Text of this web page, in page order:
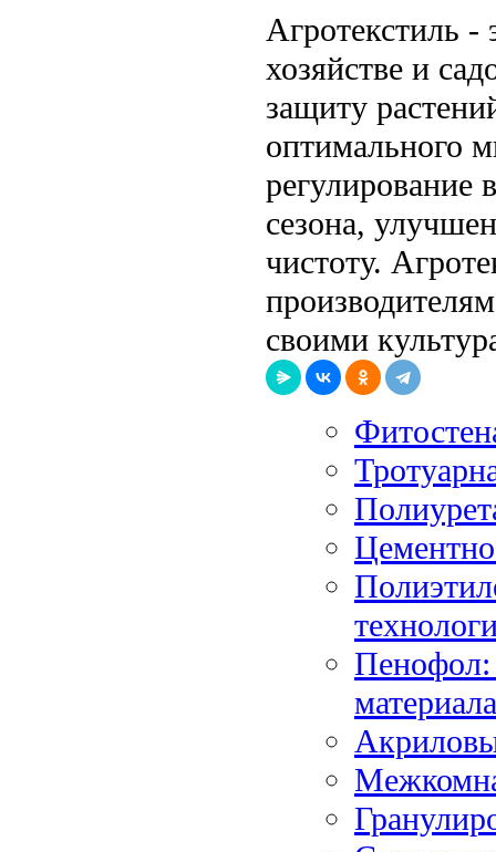
Агротекстиль -
хозяйстве и
защиту
оптимального
регулирование
сезона,
чистоту.
своими
Пенофол:
материала